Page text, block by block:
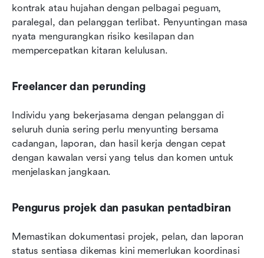
kontrak atau hujahan dengan pelbagai peguam,
paralegal, dan pelanggan terlibat. Penyuntingan masa
nyata mengurangkan risiko kesilapan dan
mempercepatkan kitaran kelulusan.
Freelancer dan perunding
Individu yang bekerjasama dengan pelanggan di
seluruh dunia sering perlu menyunting bersama
cadangan, laporan, dan hasil kerja dengan cepat
dengan kawalan versi yang telus dan komen untuk
menjelaskan jangkaan.
Pengurus projek dan pasukan pentadbiran
Memastikan dokumentasi projek, pelan, dan laporan
status sentiasa dikemas kini memerlukan koordinasi